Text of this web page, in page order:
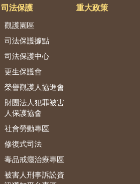
司法保護
觀護園區
司法保護據點
司法保護中心
更生保護會
榮譽觀護人協進會
財團法人犯罪被害
人保護協會
社會勞動專區
修復式司法
毒品戒癮治療專區
被害人刑事訴訟資
重大政策